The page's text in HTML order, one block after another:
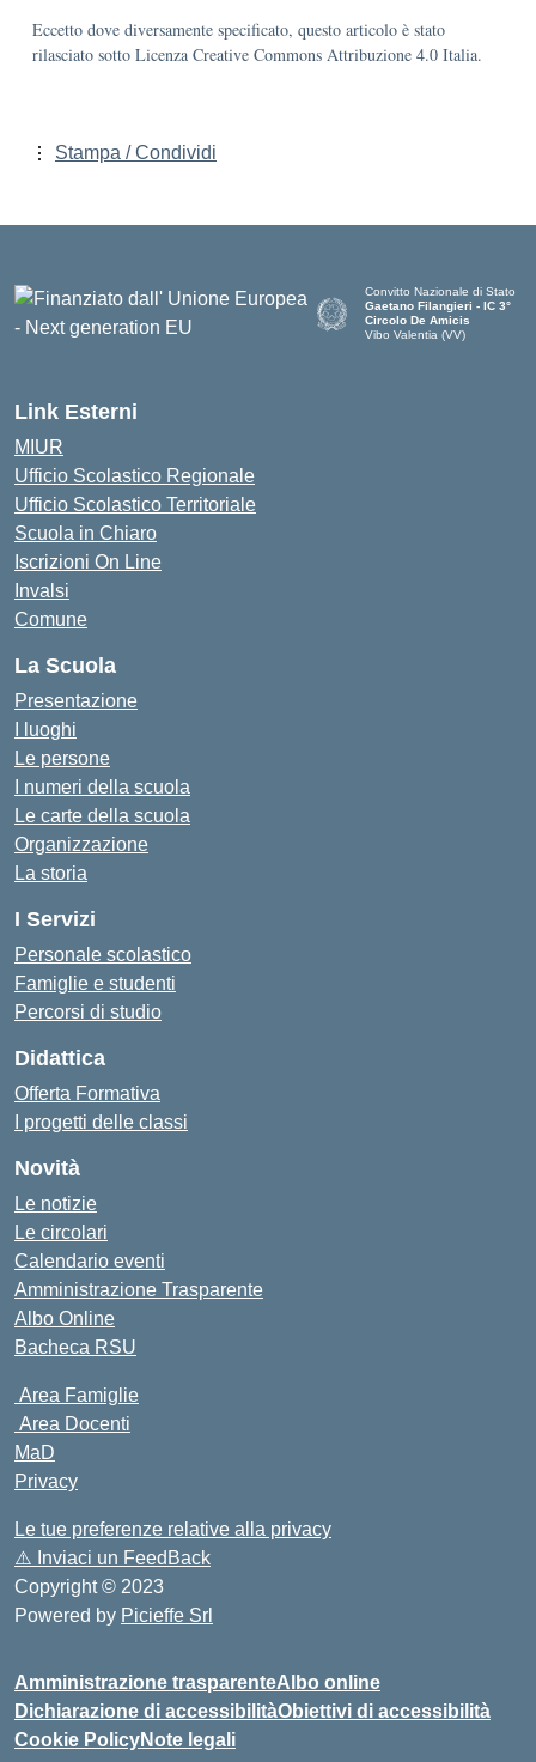
Eccetto dove diversamente specificato, questo articolo è stato
rilasciato sotto Licenza Creative Commons Attribuzione 4.0 Italia.
Stampa / Condividi
Convitto Nazionale di Stato
Gaetano Filangieri - IC 3°
Circolo De Amicis
Vibo Valentia (VV)
Link Esterni
MIUR
Ufficio Scolastico Regionale
Ufficio Scolastico Territoriale
Scuola in Chiaro
Iscrizioni On Line
Invalsi
Comune
La Scuola
Presentazione
I luoghi
Le persone
I numeri della scuola
Le carte della scuola
Organizzazione
La storia
I Servizi
Personale scolastico
Famiglie e studenti
Percorsi di studio
Didattica
Offerta Formativa
I progetti delle classi
Novità
Le notizie
Le circolari
Calendario eventi
Amministrazione Trasparente
Albo Online
Bacheca RSU
Area Famiglie
Area Docenti
MaD
Privacy
Le tue preferenze relative alla privacy
⚠️ Inviaci un FeedBack
Copyright © 2023
Powered by Picieffe Srl
Amministrazione trasparenteAlbo online
Dichiarazione di accessibilitàObiettivi di accessibilità
Cookie PolicyNote legali